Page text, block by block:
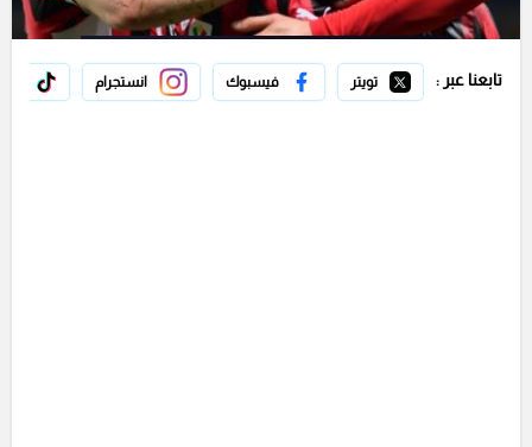
تابعنا عبر : تويتر فيسبوك انستجرام